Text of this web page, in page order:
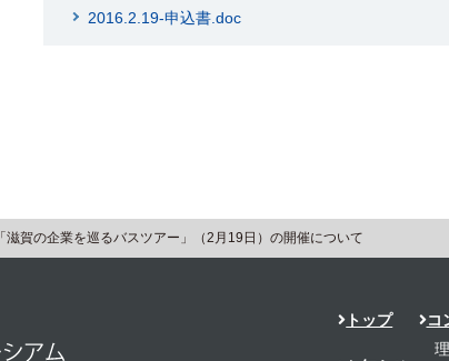
2016.2.19-申込書.doc
「滋賀の企業を巡るバスツアー」（2月19日）の開催について
トップ
コ